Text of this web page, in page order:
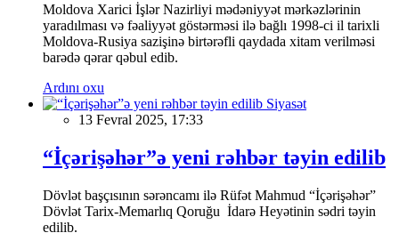
Moldova Xarici İşlər Nazirliyi mədəniyyət mərkəzlərinin
yaradılması və fəaliyyət göstərməsi ilə bağlı 1998-ci il tarixli
Moldova-Rusiya sazişinə birtərəfli qaydada xitam verilməsi
barədə qərar qəbul edib.
Ardını oxu
Siyasət
13 Fevral 2025, 17:33
“İçərişəhər”ə yeni rəhbər təyin edilib
Dövlət başçısının sərəncamı ilə Rüfət Mahmud “İçərişəhər”
Dövlət Tarix-Memarlıq Qoruğu İdarə Heyətinin sədri təyin
edilib.